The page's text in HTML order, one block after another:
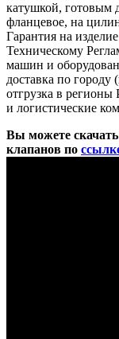
катушкой, готовым
фланцевое, на
Гарантия на
Техническому
машин и
доставка по
отгрузка в регионы
и логистические
Вы можете
клапанов по